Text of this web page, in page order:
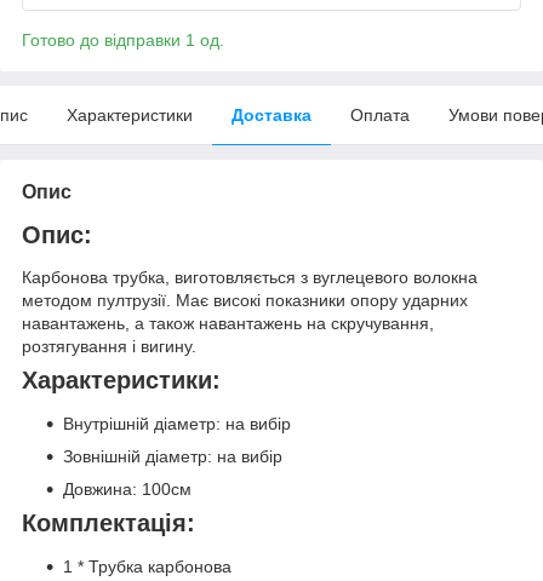
Готово до відправки 1 од.
Характеристики Доставка Оплата Умови
Опис
Опис:
Карбонова трубка, виготовляється з вуглецевого волокна
методом пултрузії. Має високі показники опору ударних
навантажень, а також навантажень на скручування,
розтягування і вигину.
Характеристики:
Внутрішній діаметр: на вибір
Зовнішній діаметр: на вибір
Довжина: 100см
Комплектація:
1 * Трубка карбонова